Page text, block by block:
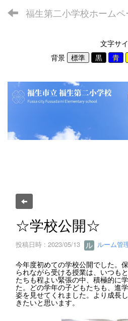
福生第二小学校ホームペ
文字サ
背景
☆学校公開☆
投稿日時 : 2023/05/13 ルーム管
今年度初めての学校公開でした。
られながら受ける授業は、いつも
たちも程よい緊張の中、積極的に
た。どの学年の子どもたちも、進
姿を見せてくれました。より成長
きたいと思います。